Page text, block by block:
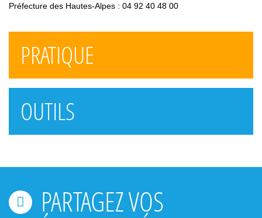
Préfecture des Hautes-Alpes : 04 92 40 48 00
PRATIQUE
OUTILS
PARTAGEZ VOS